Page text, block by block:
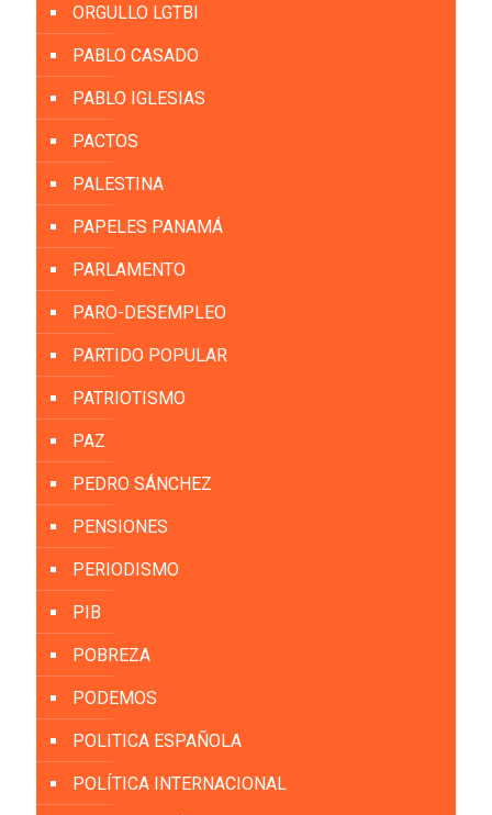
ORGULLO LGTBI
PABLO CASADO
PABLO IGLESIAS
PACTOS
PALESTINA
PAPELES PANAMÁ
PARLAMENTO
PARO-DESEMPLEO
PARTIDO POPULAR
PATRIOTISMO
PAZ
PEDRO SÁNCHEZ
PENSIONES
PERIODISMO
PIB
POBREZA
PODEMOS
POLITICA ESPAÑOLA
POLÍTICA INTERNACIONAL